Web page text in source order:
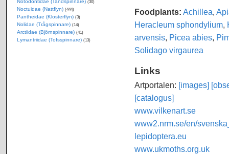
Foodplants: Achillea
Heracleum sphondylium,
arvensis, Picea abies,
Solidago virgaurea
Links
Artportalen: [images]
[catalogus]
www.vilkenart.se
www2.nrm.se/en/
lepidoptera.eu
www.ukmoths.org.uk
(30)
Noctuidae (Nattflyn) (444)
Pantheidae (Klosterflyn) (3)
Nolidae (Trågspinnare) (14)
Arctiidae (Björnspinnare) (41)
Lymantriidae (Tofsspinnare) (13)